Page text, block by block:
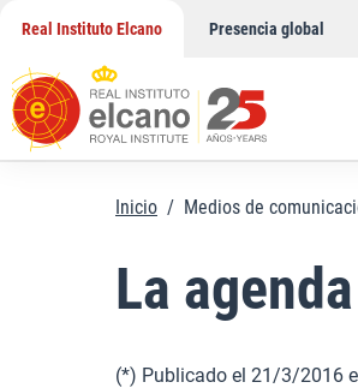
contenido
Real Instituto Elcano Presencia global
Inicio / Medios de
La
(*) Publicado el 21/3/2016